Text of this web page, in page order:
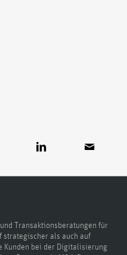
Transaktionsberatungen für
strategischer als auch auf
Kunden bei der Digitalisierung